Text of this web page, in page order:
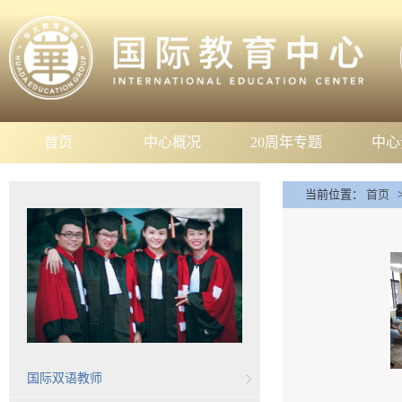
首页 中心概况 20周年专题 中
国际双语教师
当前位置： 首页